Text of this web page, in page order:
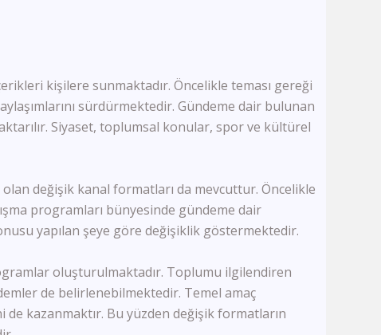
Sim Tv
TV4
Uçankuş Tv
Kocaeli Tv
Akit Tv
Kanal 3
FM Tv
TRT World
kişilere sunmaktadır. Öncelikle teması gereği
sürdürmektedir. Gündeme dair bulunan
Siyaset, toplumsal konular, spor ve kültürel
değişik kanal formatları da mevcuttur. Öncelikle
programları bünyesinde gündeme dair
yapılan şeye göre değişiklik göstermektedir.
oluşturulmaktadır. Toplumu ilgilendiren
de belirlenebilmektedir. Temel amaç
de kazanmaktır. Bu yüzden değişik formatların